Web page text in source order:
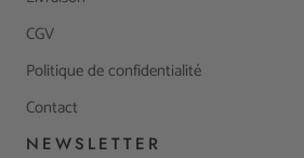
CGV
Politique de confidentialité
Contact
NEWSLETTER